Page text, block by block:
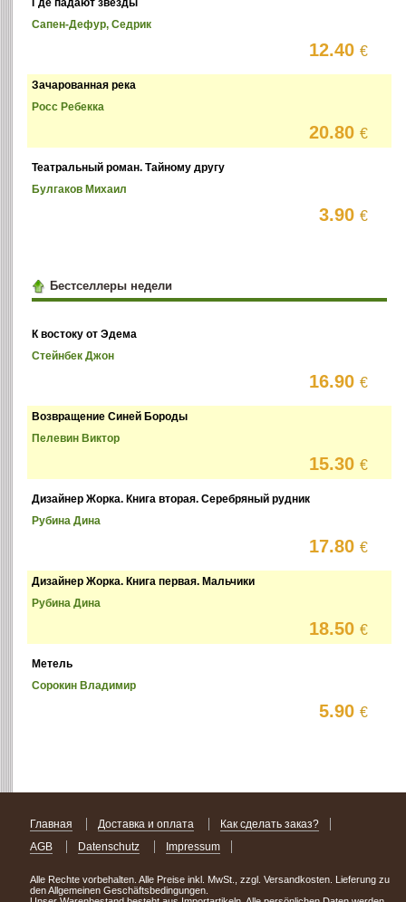
Где падают звезды
Сапен-Дефур, Седрик
12.40€
Зачарованная река
Росс Ребекка
20.80€
Театральный роман. Тайному другу
Булгаков Михаил
3.90€
Бестселлеры недели
К востоку от Эдема
Стейнбек Джон
16.90€
Возвращение Синей Бороды
Пелевин Виктор
15.30€
Дизайнер Жорка. Книга вторая. Серебряный рудник
Рубина Дина
17.80€
Дизайнер Жорка. Книга первая. Мальчики
Рубина Дина
18.50€
Метель
Сорокин Владимир
5.90€
Главная Доставка и оплата
Как сделать заказ?
AGB
Datenschutz Impressum
Alle Rechte vorbehalten. Alle Preise inkl. MwSt., zzgl. Versandkosten. Lieferung zu
den Allgemeinen Geschäftsbedingungen.